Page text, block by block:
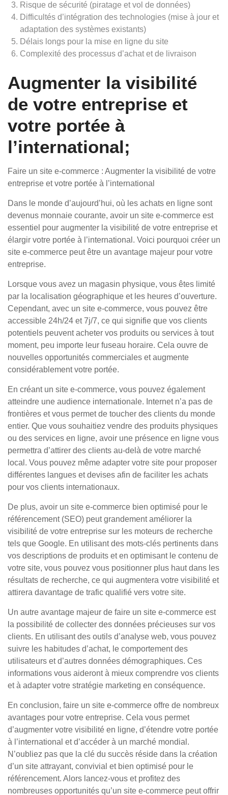
Risque de sécurité (piratage et vol de données)
Difficultés d’intégration des technologies (mise à jour et
adaptation des systèmes existants)
Délais longs pour la mise en ligne du site
Complexité des processus d’achat et de livraison
Augmenter la visibilité
de votre entreprise et
votre portée à
l’international;
Faire un site e-commerce : Augmenter la visibilité de votre
entreprise et votre portée à l’international
Dans le monde d’aujourd’hui, où les achats en ligne sont
devenus monnaie courante, avoir un site e-commerce est
essentiel pour augmenter la visibilité de votre entreprise et
élargir votre portée à l’international. Voici pourquoi créer un
site e-commerce peut être un avantage majeur pour votre
entreprise.
Lorsque vous avez un magasin physique, vous êtes limité
par la localisation géographique et les heures d’ouverture.
Cependant, avec un site e-commerce, vous pouvez être
accessible 24h/24 et 7j/7, ce qui signifie que vos clients
potentiels peuvent acheter vos produits ou services à tout
moment, peu importe leur fuseau horaire. Cela ouvre de
nouvelles opportunités commerciales et augmente
considérablement votre portée.
En créant un site e-commerce, vous pouvez également
atteindre une audience internationale. Internet n’a pas de
frontières et vous permet de toucher des clients du monde
entier. Que vous souhaitiez vendre des produits physiques
ou des services en ligne, avoir une présence en ligne vous
permettra d’attirer des clients au-delà de votre marché
local. Vous pouvez même adapter votre site pour proposer
différentes langues et devises afin de faciliter les achats
pour vos clients internationaux.
De plus, avoir un site e-commerce bien optimisé pour le
référencement (SEO) peut grandement améliorer la
visibilité de votre entreprise sur les moteurs de recherche
tels que Google. En utilisant des mots-clés pertinents dans
vos descriptions de produits et en optimisant le contenu de
votre site, vous pouvez vous positionner plus haut dans les
résultats de recherche, ce qui augmentera votre visibilité et
attirera davantage de trafic qualifié vers votre site.
Un autre avantage majeur de faire un site e-commerce est
la possibilité de collecter des données précieuses sur vos
clients. En utilisant des outils d’analyse web, vous pouvez
suivre les habitudes d’achat, le comportement des
utilisateurs et d’autres données démographiques. Ces
informations vous aideront à mieux comprendre vos clients
et à adapter votre stratégie marketing en conséquence.
En conclusion, faire un site e-commerce offre de nombreux
avantages pour votre entreprise. Cela vous permet
d’augmenter votre visibilité en ligne, d’étendre votre portée
à l’international et d’accéder à un marché mondial.
N’oubliez pas que la clé du succès réside dans la création
d’un site attrayant, convivial et bien optimisé pour le
référencement. Alors lancez-vous et profitez des
nombreuses opportunités qu’un site e-commerce peut offrir